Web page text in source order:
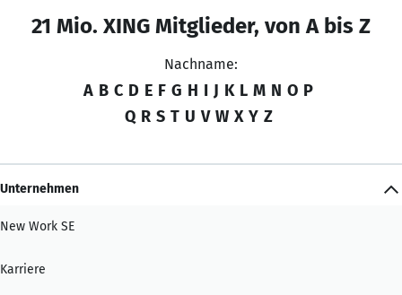
21 Mio. XING Mitglieder, von A bis Z
Nachname:
A B C D E F G H I J K L M N O P
Q R S T U V W X Y Z
Unternehmen
New Work SE
Karriere